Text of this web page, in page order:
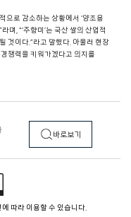
으로 감소하는 상황에서 ‘양조용
며, “‘주향미’는 국산 쌀의 산업적
것이다.”라고 말했다. 아울러 현장
쟁력을 키워가겠다고 의지를
바로보기
따라 이용할 수 있습니다.